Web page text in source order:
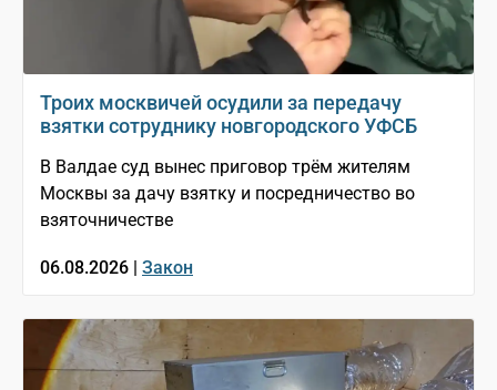
Троих москвичей осудили за передачу
взятки сотруднику новгородского УФСБ
В Валдае суд вынес приговор трём жителям
Москвы за дачу взятку и посредничество во
взяточничестве
06.08.2026 | Закон